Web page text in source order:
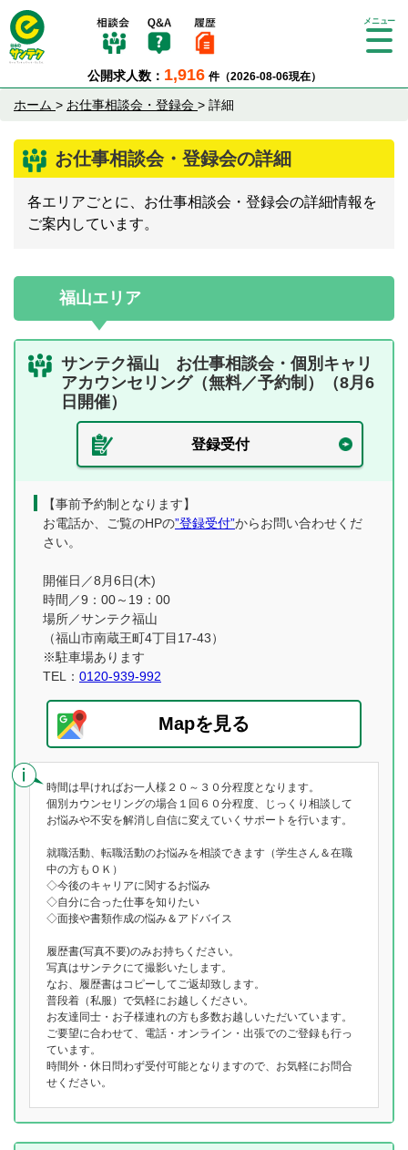
公開求人数： 1,916 件（2026-08-06現在）
Tog
ホーム > お仕事相談会・登録会 > 詳細
お仕事相談会・登録会の詳細
各エリアごとに、お仕事相談会・登録会の詳細情報を
ご案内しています。
福山エリア
サンテク福山 お仕事相談会・個別キャリ
アカウンセリング（無料／予約制）（8月6
日開催）
登録受付
【事前予約制となります】
お電話か、ご覧のHPの”登録受付”からお問い合わせくだ
さい。
開催日／8月6日(木)
時間／9：00～19：00
場所／サンテク福山
（福山市南蔵王町4丁目17-43）
※駐車場あります
TEL： 0120-939-992
Mapを見る
時間は早ければお一人様２０～３０分程度となります。
個別カウンセリングの場合１回６０分程度、じっくり相談して
お悩みや不安を解消し自信に変えていくサポートを行います。
就職活動、転職活動のお悩みを相談できます（学生さん＆在職
中の方もＯＫ）
◇今後のキャリアに関するお悩み
◇自分に合った仕事を知りたい
◇面接や書類作成の悩み＆アドバイス
履歴書(写真不要)のみお持ちください。
写真はサンテクにて撮影いたします。
なお、履歴書はコピーしてご返却致します。
普段着（私服）で気軽にお越しください。
お友達同士・お子様連れの方も多数お越しいただいています。
ご要望に合わせて、電話・オンライン・出張でのご登録も行っ
ています。
時間外・休日問わず受付可能となりますので、お気軽にお問合
せください。